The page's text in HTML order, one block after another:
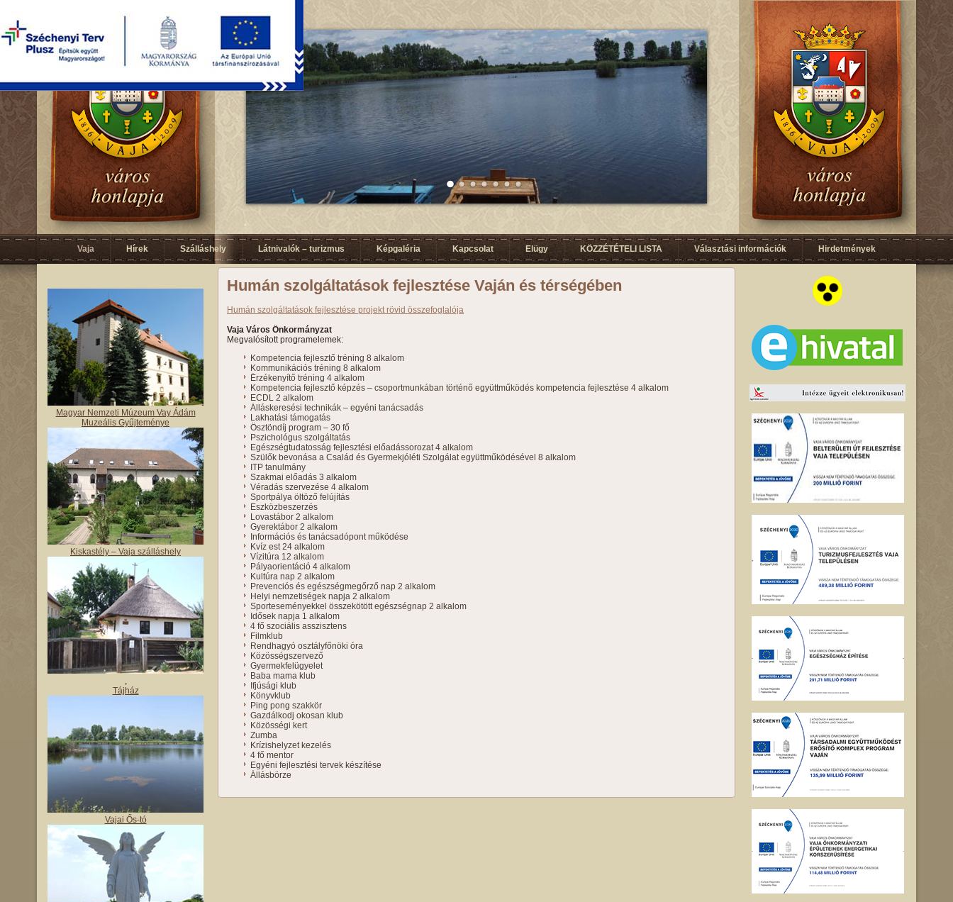
Vaja Hírek Szálláshely Látnivalók – turizmus Képgaléria Kapcsolat Elügy KÖZZÉTÉTELI LISTA Választási információk Hirdetmények
Magyar Nemzeti Múzeum Vay Ádám
Muzeális Gyűjteménye
Kiskastély – Vaja szálláshely
,
Tájház
Vajai Ős-tó
Humán szolgáltatások fejlesztése Vaján és térségében
Humán szolgáltatások fejlesztése projekt rövid összefoglalója
Vaja Város Önkormányzat
Megvalósított programelemek:
Kompetencia fejlesztő tréning 8 alkalom
Kommunikációs tréning 8 alkalom
Érzékenyítő tréning 4 alkalom
Kompetencia fejlesztő képzés – csoportmunkában történő együttműködés kompetencia fejlesztése 4 alkalom
ECDL 2 alkalom
Álláskeresési technikák – egyéni tanácsadás
Lakhatási támogatás
Ösztöndíj program – 30 fő
Pszichológus szolgáltatás
Egészségtudatosság fejlesztési előadássorozat 4 alkalom
Szülők bevonása a Család és Gyermekjóléti Szolgálat együttműködésével 8 alkalom
ITP tanulmány
Szakmai előadás 3 alkalom
Véradás szervezése 4 alkalom
Sportpálya öltöző felújítás
Eszközbeszerzés
Lovastábor 2 alkalom
Gyerektábor 2 alkalom
Információs és tanácsadópont működése
Kvíz est 24 alkalom
Vízitúra 12 alkalom
Pályaorientáció 4 alkalom
Kultúra nap 2 alkalom
Prevenciós és egészségmegőrző nap 2 alkalom
Helyi nemzetiségek napja 2 alkalom
Sporteseményekkel összekötött egészségnap 2 alkalom
Idősek napja 1 alkalom
4 fő szociális asszisztens
Filmklub
Rendhagyó osztályfőnöki óra
Közösségszervező
Gyermekfelügyelet
Baba mama klub
Ifjúsági klub
Könyvklub
Ping pong szakkör
Gazdálkodj okosan klub
Közösségi kert
Zumba
Krízishelyzet kezelés
4 fő mentor
Egyéni fejlesztési tervek készítése
Állásbörze